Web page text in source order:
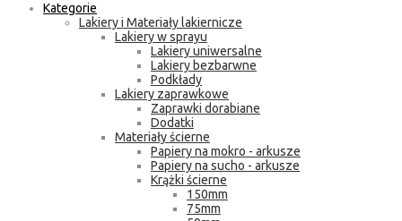
Kategorie
Lakiery i Materiały lakiernicze
Lakiery w sprayu
Lakiery uniwersalne
Lakiery bezbarwne
Podkłady
Lakiery zaprawkowe
Zaprawki dorabiane
Dodatki
Materiały ścierne
Papiery na mokro - arkusze
Papiery na sucho - arkusze
Krążki ścierne
150mm
75mm